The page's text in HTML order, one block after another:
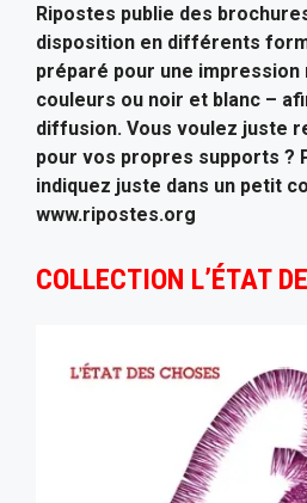
Ripostes publie des
disposition en différents
préparé pour une
couleurs ou noir et blanc –
diffusion. Vous voulez juste
pour vos propres supports ?
indiquez juste dans un petit
www.ripostes.org
COLLECTION L’ÉTAT